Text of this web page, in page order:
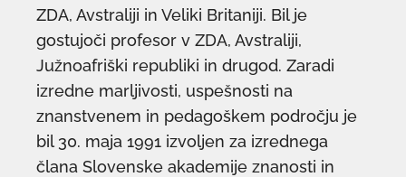
ZDA, Avstraliji in Veliki Britaniji. Bil je
gostujoči profesor v ZDA, Avstraliji,
Južnoafriški republiki in drugod. Zaradi
izredne marljivosti, uspešnosti na
znanstvenem in pedagoškem področju je
bil 30. maja 1991 izvoljen za izrednega
člana Slovenske akademije znanosti in